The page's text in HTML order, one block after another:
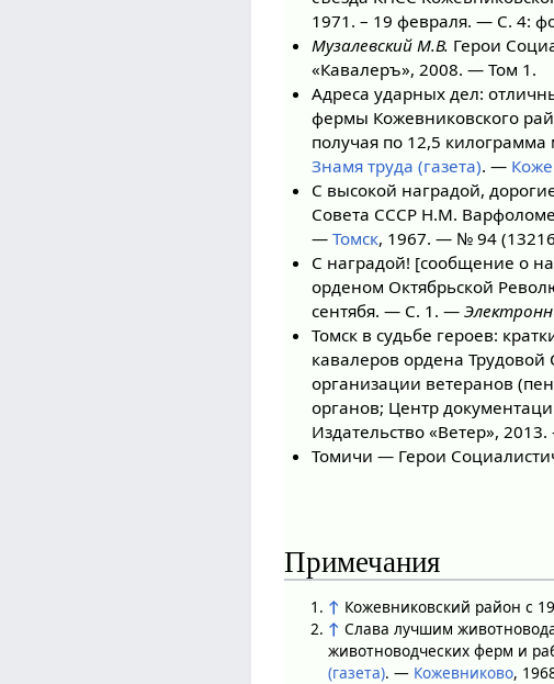
1971. – 19 февраля. — С. 4:
Музалевский М.В. Герои
«Кавалеръ», 2008. — Том 1.
Адреса ударных дел:
фермы Кожевниковского
получая по 12,5
Знамя труда (газета). —
С высокой наградой,
Совета СССР Н.М.
— Томск, 1967. — № 94
С наградой! [сообщение о
орденом Октябрьской
сентябя. — С. 1. —
Томск в судьбе героев:
кавалеров ордена
организации ветеранов
органов; Центр
Издательство «Ветер»,
Томичи — Герои
Примечания
↑ Кожевниковский район с
↑ Слава лучшим
животноводческих ферм и
(газета). — Кожевниково,